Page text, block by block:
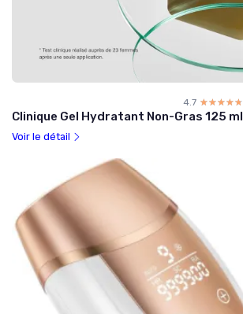
4.7 ☆☆☆☆☆
★★★★★
Clinique Gel Hydratant Non-Gras 125 ml
Voir le détail